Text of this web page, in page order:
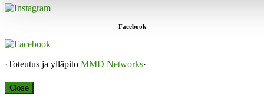
Facebook
·Toteutus ja ylläpito MMD Networks·
Close